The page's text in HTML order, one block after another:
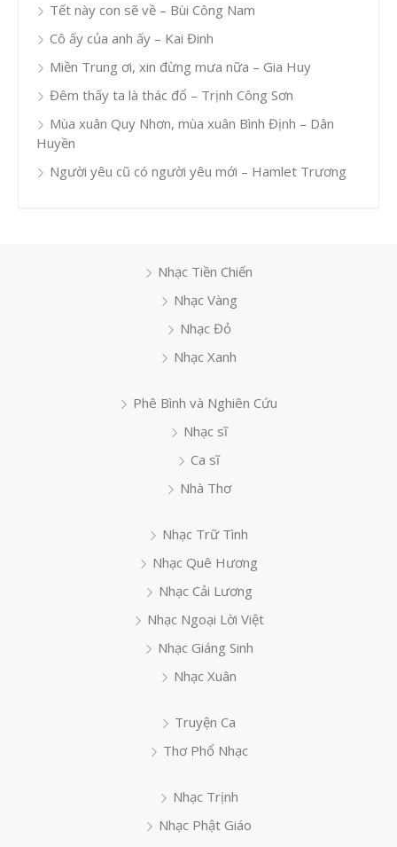
Tết này con sẽ về – Bùi Công Nam
Cô ấy của anh ấy – Kai Đinh
Miền Trung ơi, xin đừng mưa nữa – Gia Huy
Đêm thấy ta là thác đổ – Trịnh Công Sơn
Mùa xuân Quy Nhơn, mùa xuân Bình Định – Dân
Huyền
Người yêu cũ có người yêu mới – Hamlet Trương
Nhạc Tiền Chiến
Nhạc Vàng
Nhạc Đỏ
Nhạc Xanh
Phê Bình và Nghiên Cứu
Nhạc sĩ
Ca sĩ
Nhà Thơ
Nhạc Trữ Tình
Nhạc Quê Hương
Nhạc Cải Lương
Nhạc Ngoại Lời Việt
Nhạc Giáng Sinh
Nhạc Xuân
Truyện Ca
Thơ Phổ Nhạc
Nhạc Trịnh
Nhạc Phật Giáo